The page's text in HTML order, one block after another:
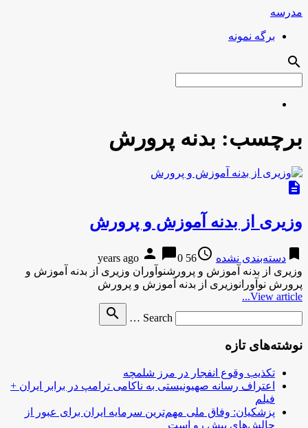
مدرسه
برگه نمونه
search
برچسب: بدنه پرورش
description
وزیری از بدنه آموزش و پرورش
bookmark دسته‌بندی نشده access_time
56 years ago
person chat_bubble0
وزیری از بدنه آموزش و پرورشنوآوران وزیری از بدنه آموزش و
پرورش نوآورانوزیری از بدنه آموزش و پرورش
View article...
Search …
search
نوشته‌های تازه
تکذیب وقوع انفجار در مرز شلمچه
اعتراف رسانه صهیونیستی به ناکامی ترامپ در برابر ایران +
فیلم
پزشکیان: وفاق ملی مهم‌ترین سرمایه ایران برای عبور از
چالش‌های پیش رو است